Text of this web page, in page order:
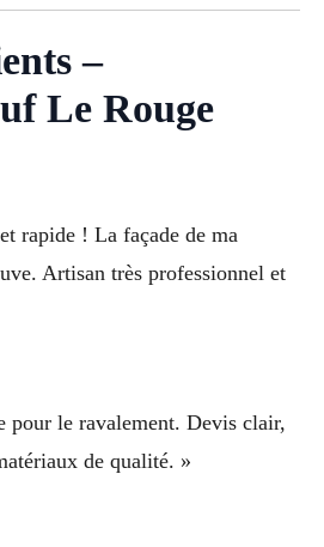
–
Le Rouge
rapide ! La façade de ma
Artisan très professionnel et
pour le ravalement. Devis clair,
de qualité. »